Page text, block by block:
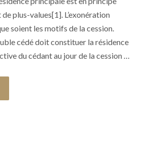
plus-values[1]. L’exonération
soient les motifs de la cession.
cédé doit constituer la résidence
du cédant au jour de la cession …